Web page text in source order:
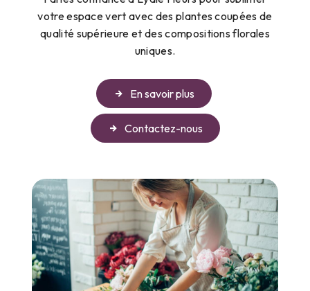
votre espace vert avec des plantes coupées de
qualité supérieure et des compositions florales
uniques.
En savoir plus
Contactez-nous